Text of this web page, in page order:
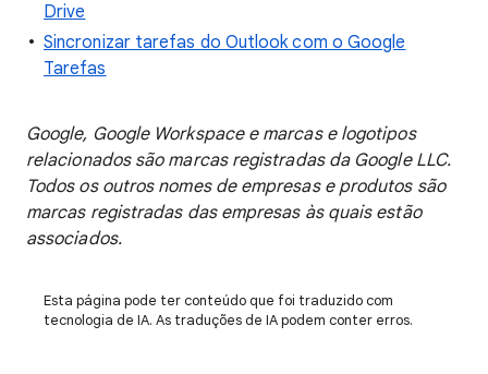
Drive
Sincronizar tarefas do Outlook com o Google
Tarefas
Google, Google Workspace e marcas e logotipos
relacionados são marcas registradas da Google LLC.
Todos os outros nomes de empresas e produtos são
marcas registradas das empresas às quais estão
associados.
Esta página pode ter conteúdo que foi traduzido com
tecnologia de IA. As traduções de IA podem conter erros.